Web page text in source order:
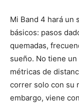
Mi Band 4 hará un
básicos: pasos
quemadas,
sueño. No tiene
métricas de
correr solo con su
embargo, viene